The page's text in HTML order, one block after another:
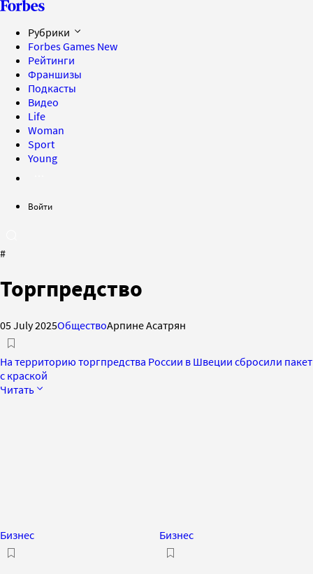
Рубрики
Forbes Games New
Рейтинги
Франшизы
Подкасты
Видео
Life
Woman
Sport
Young
Войти
#
Торгпредство
05 July 2025ОбществоАрпине Асатрян
На территорию торгпредства России в Швеции сбросили пакет
с краской
Читать
Бизнес Бизнес